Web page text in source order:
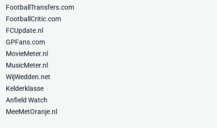
FootballTransfers.com
FootballCritic.com
FCUpdate.nl
GPFans.com
MovieMeter.nl
MusicMeter.nl
WijWedden.net
Kelderklasse
Anfield Watch
MeeMetOranje.nl